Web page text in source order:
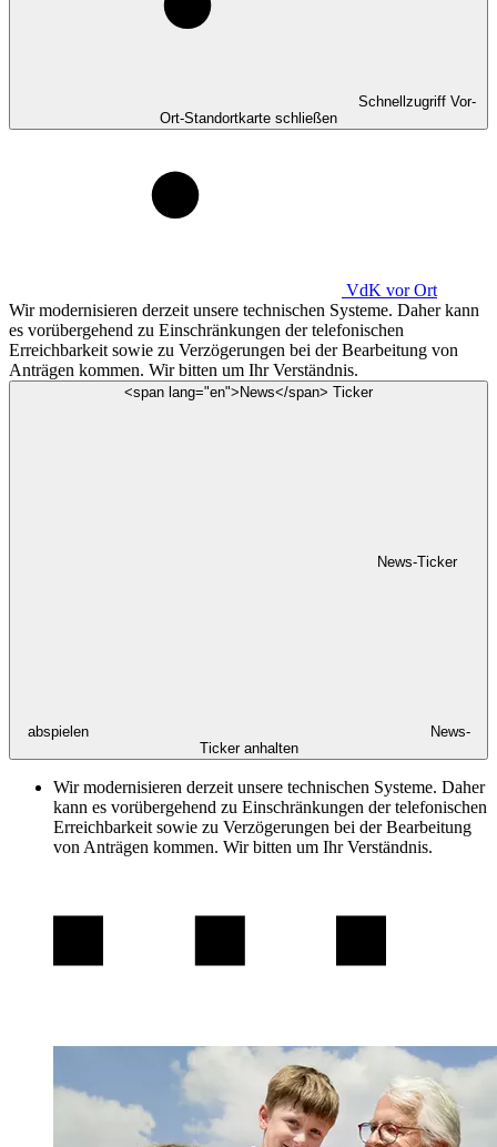
Schnellzugriff Vor-
Ort-Standortkarte schließen
VdK vor Ort
Wir modernisieren derzeit unsere technischen Systeme. Daher kann
es vorübergehend zu Einschränkungen der telefonischen
Erreichbarkeit sowie zu Verzögerungen bei der Bearbeitung von
Anträgen kommen. Wir bitten um Ihr Verständnis.
<span lang="en">News</span> Ticker
News-Ticker
abspielen
News-
Ticker anhalten
Wir modernisieren derzeit unsere technischen Systeme. Daher
kann es vorübergehend zu Einschränkungen der telefonischen
Erreichbarkeit sowie zu Verzögerungen bei der Bearbeitung
von Anträgen kommen. Wir bitten um Ihr Verständnis.